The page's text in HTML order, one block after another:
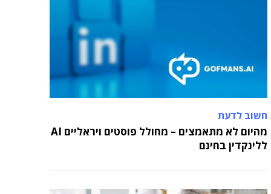
חשוב לדעת
מהיום לא מתאמצים – מחולל פוסטים ויראליים AI
ללינקדין בחינם